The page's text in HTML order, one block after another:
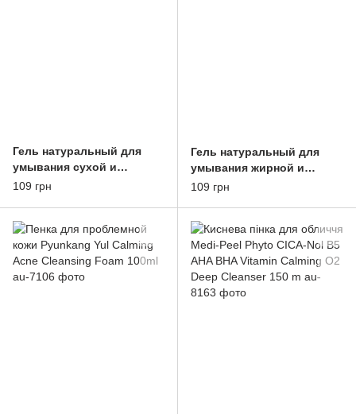
Гель натуральный для
умывания сухой и
нормальной кожи Comex
109 грн
Гель натуральный для
умывания жирной и
комбинированной кожи
109 грн